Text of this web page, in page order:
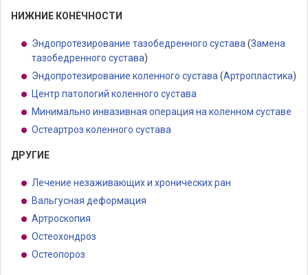
НИЖНИЕ КОНЕЧНОСТИ
Эндопротезирование тазобедренного сустава (Замена
тазобедренного сустава)
Эндопротезирование коленного сустава (Артропластика)
Центр патологий коленного сустава
Минимально инвазивная операция на коленном суставе
Остеартроз коленного сустава
ДРУГИЕ
Лечение незаживающих и хронических ран
Вальгусная деформация
Артроскопия
Остеохондроз
Остеопороз